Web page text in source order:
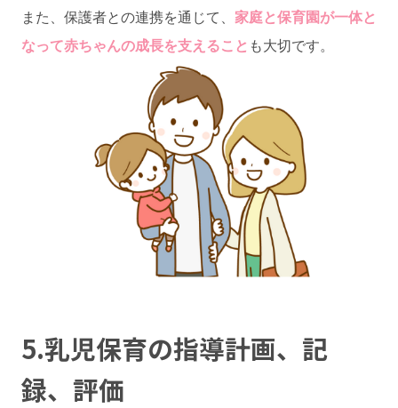
また、保護者との連携を通じて、 家庭と保育園が一体と
なって赤ちゃんの成長を支えること も大切です。
5.乳児保育の指導計画、記
録、評価